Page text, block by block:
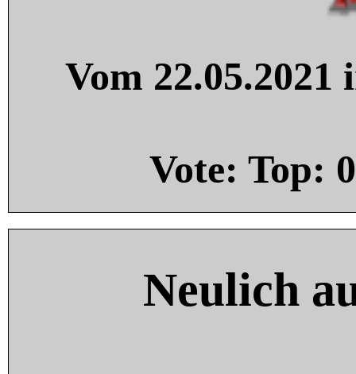
Vom
Vote: Top: 0
Neulich